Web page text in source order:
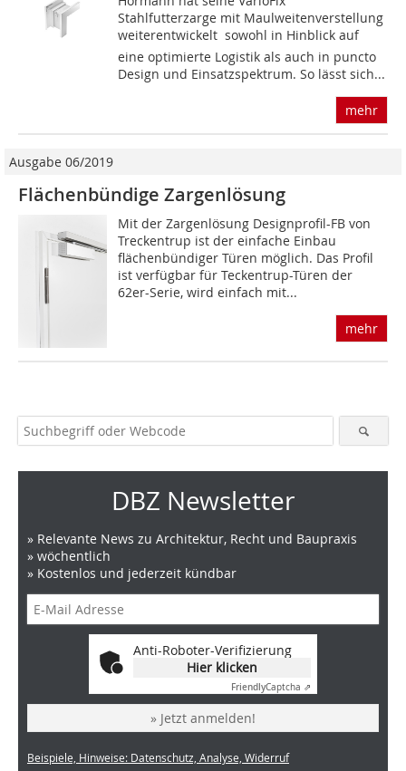
Stahlfutterzarge mit Maulweitenverstellung
weiterentwickelt  sowohl in Hinblick auf
eine optimierte Logistik als auch in puncto
Design und Einsatzspektrum. So lässt sich...
mehr
Ausgabe 06/2019
Flächenbündige Zargenlösung
Mit der Zargenlösung Designprofil-FB von
Treckentrup ist der einfache Einbau
flächenbündiger Türen möglich. Das Profil
ist verfügbar für Teckentrup-Türen der
62er-Serie, wird einfach mit...
mehr
DBZ Newsletter
» Relevante News zu Architektur, Recht und Baupraxis
» wöchentlich
» Kostenlos und jederzeit kündbar
Anti-Roboter-Verifizierung
Hier klicken
FriendlyCaptcha ⇗
» Jetzt anmelden!
Beispiele, Hinweise: Datenschutz, Analyse, Widerruf